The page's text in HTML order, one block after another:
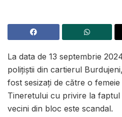
La data de 13 septembrie
polițiștii din cartierul
fost sesizați de către o
Tineretului cu privire la
vecini din bloc este scandal.